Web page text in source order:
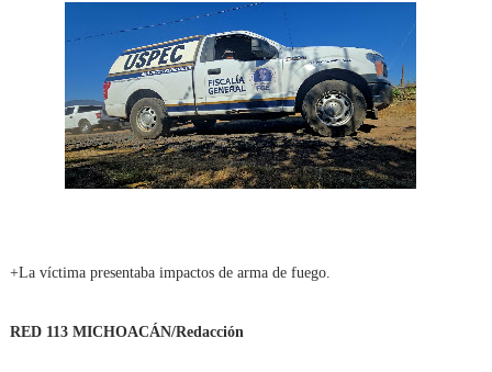
+La víctima presentaba impactos de arma de fuego.
RED 113 MICHOACÁN/Redacción